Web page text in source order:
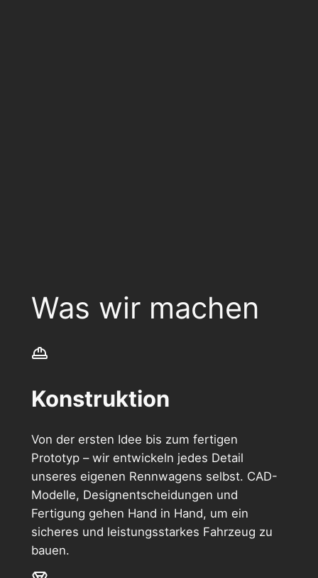
Was wir machen
Konstruktion
Von der ersten Idee bis zum fertigen
Prototyp – wir entwickeln jedes Detail
unseres eigenen Rennwagens selbst. CAD-
Modelle, Designentscheidungen und
Fertigung gehen Hand in Hand, um ein
sicheres und leistungsstarkes Fahrzeug zu
bauen.